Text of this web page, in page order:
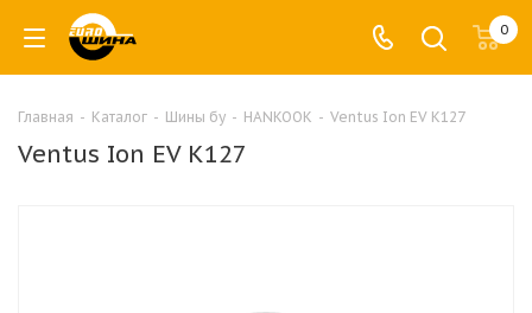
0
Главная - Каталог - Шины бу - HANKOOK - Ventus Ion EV K127
Ventus Ion EV K127